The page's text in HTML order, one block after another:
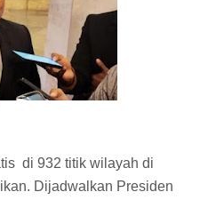
di 932 titik wilayah di
Dijadwalkan Presiden